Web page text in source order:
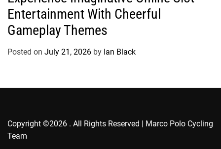
e
g
o
r
Entertainment With Cheerful
Gameplay Themes
Posted on July 21, 2026 by Ian Black
Copyright ©2026 . All Rights Reserved | Marco Polo Cycling
Team